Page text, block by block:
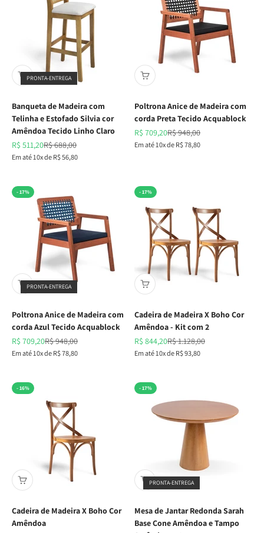
PRONTA-ENTREGA
Banqueta de Madeira com
Telinha e Estofado Silvia cor
Amêndoa Tecido Linho Claro
Preço promocional
R$ 511,20Preço normal
R$ 688,00
Em até 10x de R$ 56,80
Poltrona Anice de Madeira com
corda Preta Tecido Acquablock
Preço promocional
R$ 709,20Preço normal
R$ 948,00
Em até 10x de R$ 78,80
- 17%
PRONTA-ENTREGA
Poltrona Anice de Madeira com
corda Azul Tecido Acquablock
Preço promocional
R$ 709,20Preço normal
R$ 948,00
Em até 10x de R$ 78,80
- 17%
Cadeira de Madeira X Boho Cor
Amêndoa - Kit com 2
Preço promocional
R$ 844,20Preço normal
R$ 1.128,00
Em até 10x de R$ 93,80
- 16%
Cadeira de Madeira X Boho Cor
Amêndoa
- 17%
PRONTA-ENTREGA
Mesa de Jantar Redonda Sarah
Base Cone Amêndoa e Tampo